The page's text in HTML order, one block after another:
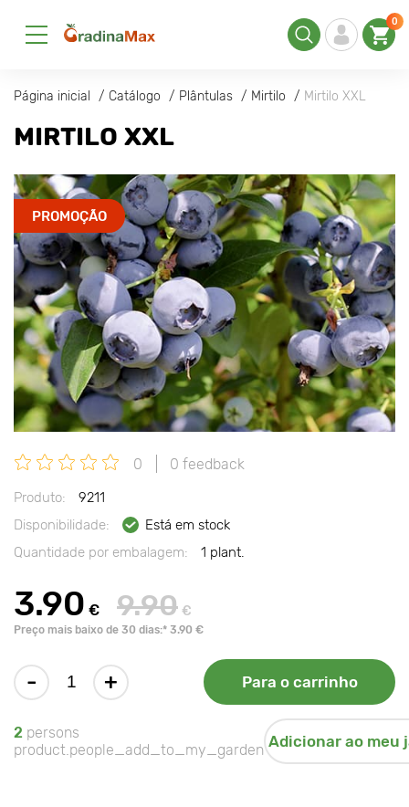
0
Página inicial Catálogo Plântulas Mirtilo Mirtilo XXL
MIRTILO XXL
PROMOÇÃO
0 0 feedback
Produto:
9211
Disponibilidade:
Está em stock
Quantidade por embalagem:
1 plant.
3.90 € 9.90 €
Preço mais baixo de 30 dias:* 3.90 €
- + Para o carrinho
2 persons
product.people_add_to_my_garden Adicionar ao meu